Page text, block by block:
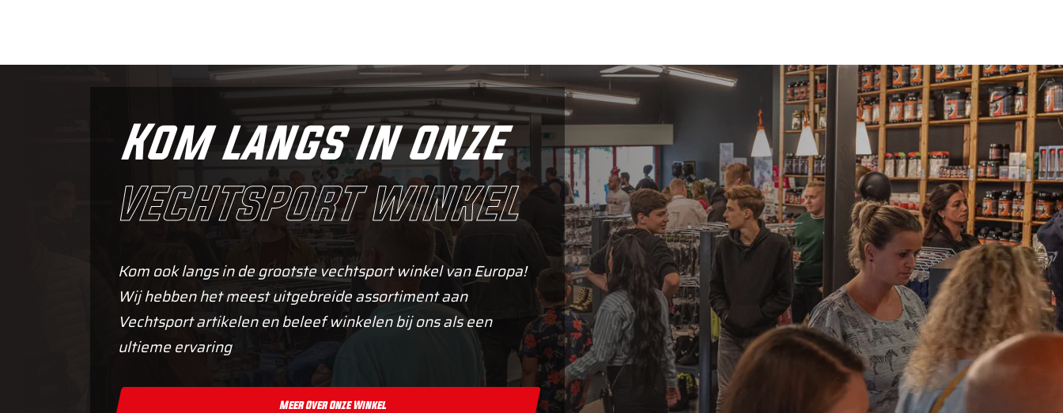
Kom langs in onze
vechtsport winkel
Kom ook langs in de grootste vechtsport winkel van Europa!
Wij hebben het meest uitgebreide assortiment aan
Vechtsport artikelen en beleef winkelen bij ons als een
ultieme ervaring
Meer Over Onze Winkel